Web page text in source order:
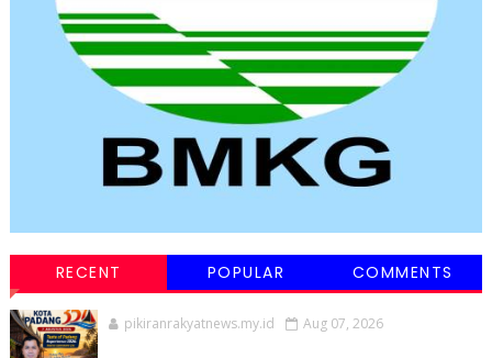
RECENT POPULAR COMMENTS
pikiranrakyatnews.my.id Aug 07, 2026